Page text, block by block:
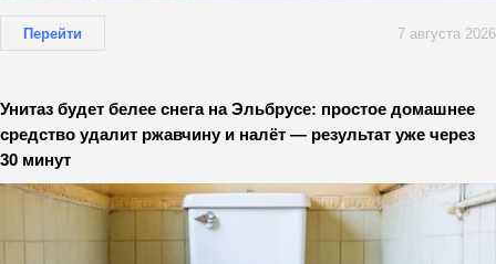
Перейти 7 августа 2026
Унитаз будет белее снега на Эльбрусе: простое домашнее
средство удалит ржавчину и налёт — результат уже через
30 минут